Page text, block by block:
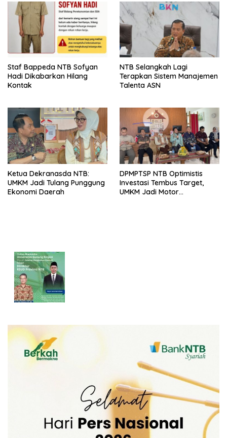
Arena Kepentingan Sesaat
Staf Bappeda NTB Sofyan
Hadi Dikabarkan Hilang
Kontak
NTB Selangkah Lagi
Terapkan Sistem Manajemen
Talenta ASN
Ketua Dekranasda NTB:
UMKM Jadi Tulang Punggung
Ekonomi Daerah
DPMPTSP NTB Optimistis
Investasi Tembus Target,
UMKM Jadi Motor